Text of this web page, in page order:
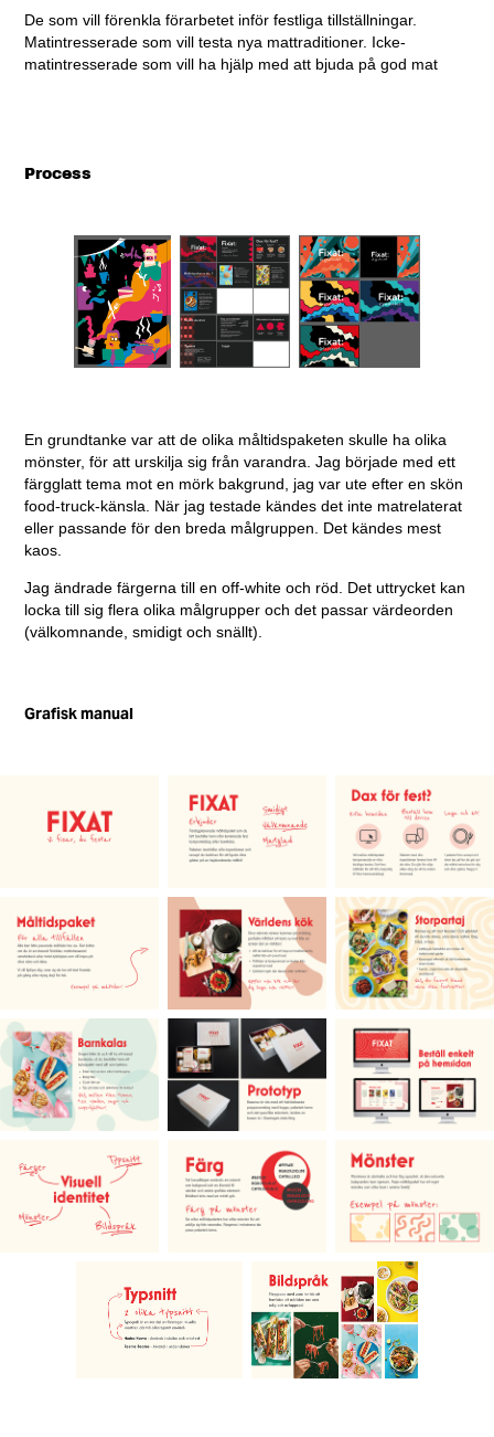
De som vill förenkla förarbetet inför festliga tillställningar.
Matintresserade som vill testa nya mattraditioner. Icke-
matintresserade som vill ha hjälp med att bjuda på god mat
Process
En grundtanke var att de olika måltidspaketen skulle ha olika
mönster, för att urskilja sig från varandra. Jag började med ett
färgglatt tema mot en mörk bakgrund, jag var ute efter en skön
food-truck-känsla. När jag testade kändes det inte matrelaterat
eller passande för den breda målgruppen. Det kändes mest
kaos.
Jag ändrade färgerna till en off-white och röd. Det uttrycket kan
locka till sig flera olika målgrupper och det passar värdeorden
(välkomnande, smidigt och snällt).
Grafisk manual